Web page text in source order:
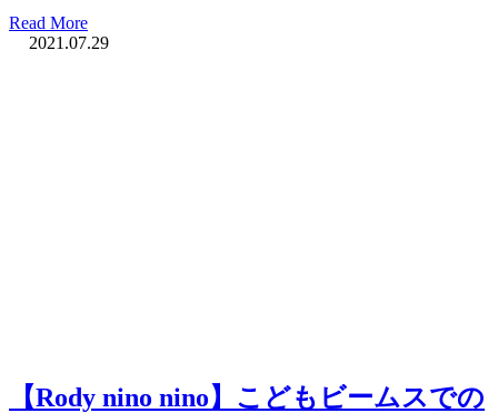
Read More
2021.07.29
【Rody nino nino】こどもビームスでの